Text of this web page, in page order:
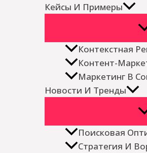
Кейсы И Примеры
Контекстная
Контент-
Маркетинг В
Новости И Тренды
Поисковая
Стратегия И